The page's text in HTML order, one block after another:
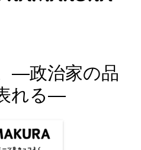
―政治家の品
れる―